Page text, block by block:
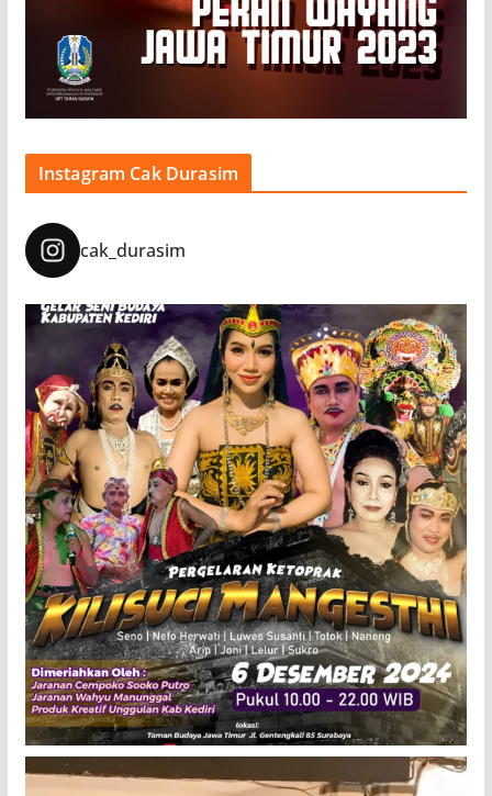
Instagram Cak Durasim
cak_durasim